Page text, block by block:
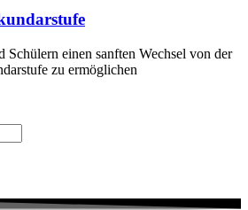
Schülern einen sanften Wechsel von der
zu ermöglichen